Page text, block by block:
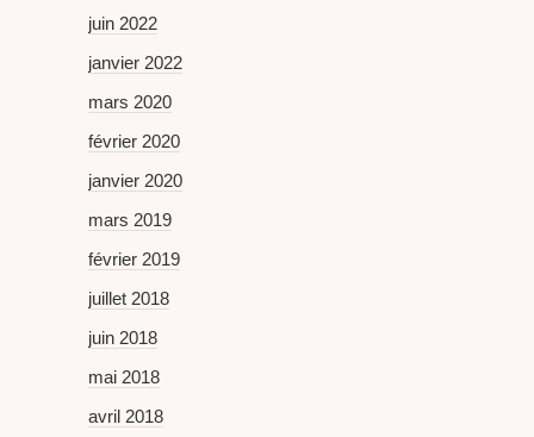
juin 2022
janvier 2022
mars 2020
février 2020
janvier 2020
mars 2019
février 2019
juillet 2018
juin 2018
mai 2018
avril 2018